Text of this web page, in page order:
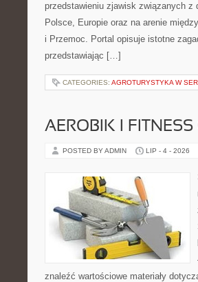
przedstawieniu zjawisk związanych z
Polsce, Europie oraz na arenie
i Przemoc. Portal opisuje istotne
przedstawiając […]
CATEGORIES: AGROTURYSTYKA W
AEROBIK I FITNESS
POSTED BY ADMIN LIP - 4 - 2026
znaleźć wartościowe materiały